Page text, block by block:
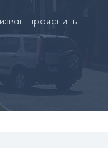
прояснить